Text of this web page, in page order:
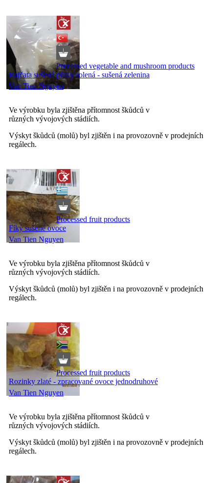
Processed vegetable and mushroom products
Rajčata sušená půlky solená - sušená zelenina
Van Tien Nguyen
Ve výrobku byla zjištěna přítomnost škůdců v
různých vývojových stádiích.
Výskyt škůdců (molů) byl zjištěn i na provozovně v prodejních
regálech.
Processed fruit products
Fíky sušené ovoce
Van Tien Nguyen
Ve výrobku byla zjištěna přítomnost škůdců v
různých vývojových stádiích.
Výskyt škůdců (molů) byl zjištěn i na provozovně v prodejních
regálech.
Processed fruit products
Rozinky zlaté - zpracované ovoce jednodruhové
Van Tien Nguyen
Ve výrobku byla zjištěna přítomnost škůdců v
různých vývojových stádiích.
Výskyt škůdců (molů) byl zjištěn i na provozovně v prodejních
regálech.